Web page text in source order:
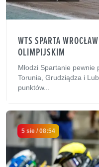
WTS SPARTA
OLIMPIJSKIM
Młodzi Spartanie pewnie
Torunia, Grudziądza i
punktów...
5 sie / 08:54